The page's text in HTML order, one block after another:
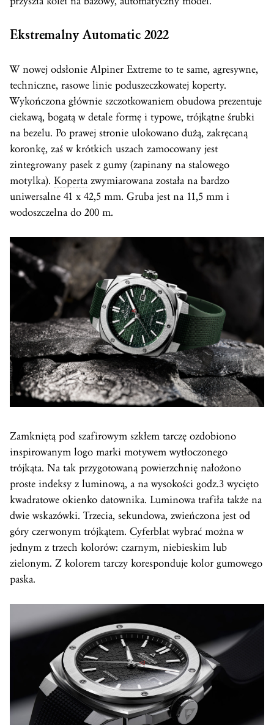
Ekstremalny Automatic 2022
W nowej odsłonie Alpiner Extreme to te same, agresywne,
techniczne, rasowe linie poduszeczkowatej koperty.
Wykończona głównie szczotkowaniem obudowa prezentuje
ciekawą, bogatą w detale formę i typowe, trójkątne śrubki
na bezelu. Po prawej stronie ulokowano dużą, zakręcaną
koronkę, zaś w krótkich uszach zamocowany jest
zintegrowany pasek z gumy (zapinany na stalowego
motylka). Koperta zwymiarowana została na bardzo
uniwersalne 41 x 42,5 mm. Gruba jest na 11,5 mm i
wodoszczelna do 200 m.
Zamkniętą pod szafirowym szkłem tarczę ozdobiono
inspirowanym logo marki motywem wytłoczonego
trójkąta. Na tak przygotowaną powierzchnię nałożono
proste indeksy z luminową, a na wysokości godz.3 wycięto
kwadratowe okienko datownika. Luminowa trafiła także na
dwie wskazówki. Trzecia, sekundowa, zwieńczona jest od
góry czerwonym trójkątem. Cyferblatwybrać można w
jednym z trzech kolorów: czarnym, niebieskim lub
zielonym. Z kolorem tarczy koresponduje kolor gumowego
paska.